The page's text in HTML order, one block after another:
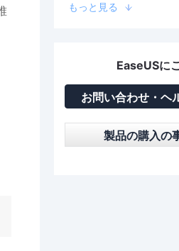
もっと見る
EaseUSに
お問い合わせ・ヘ
製品の購入の